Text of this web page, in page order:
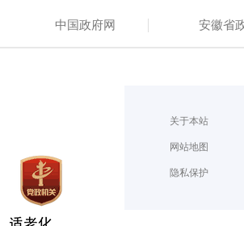
中国政府网 安徽省
关于本站
网站地图
隐私保护